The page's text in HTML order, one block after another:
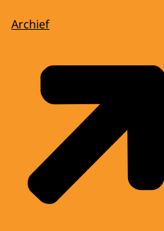
Archief